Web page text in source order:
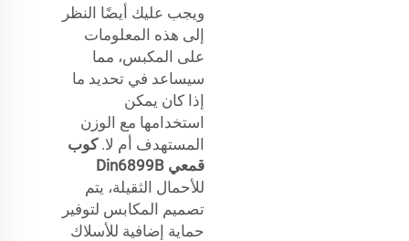
ويجب عليك أيضًا النظر
إلى هذه المعلومات
على المكبس، مما
سيساعد في تحديد ما
إذا كان يمكن
استخدامها مع الوزن
المستهدف أم لا.كوب
قمعي Din6899B
للأحمال الثقيلة، يتم
تصميم المكابس لتوفير
حماية إضافية للأسلاك